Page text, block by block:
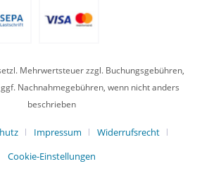
Mehrwertsteuer zzgl. Buchungsgebühren,
Nachnahmegebühren, wenn nicht anders
beschrieben
Impressum
Widerrufsrecht
Cookie-Einstellungen